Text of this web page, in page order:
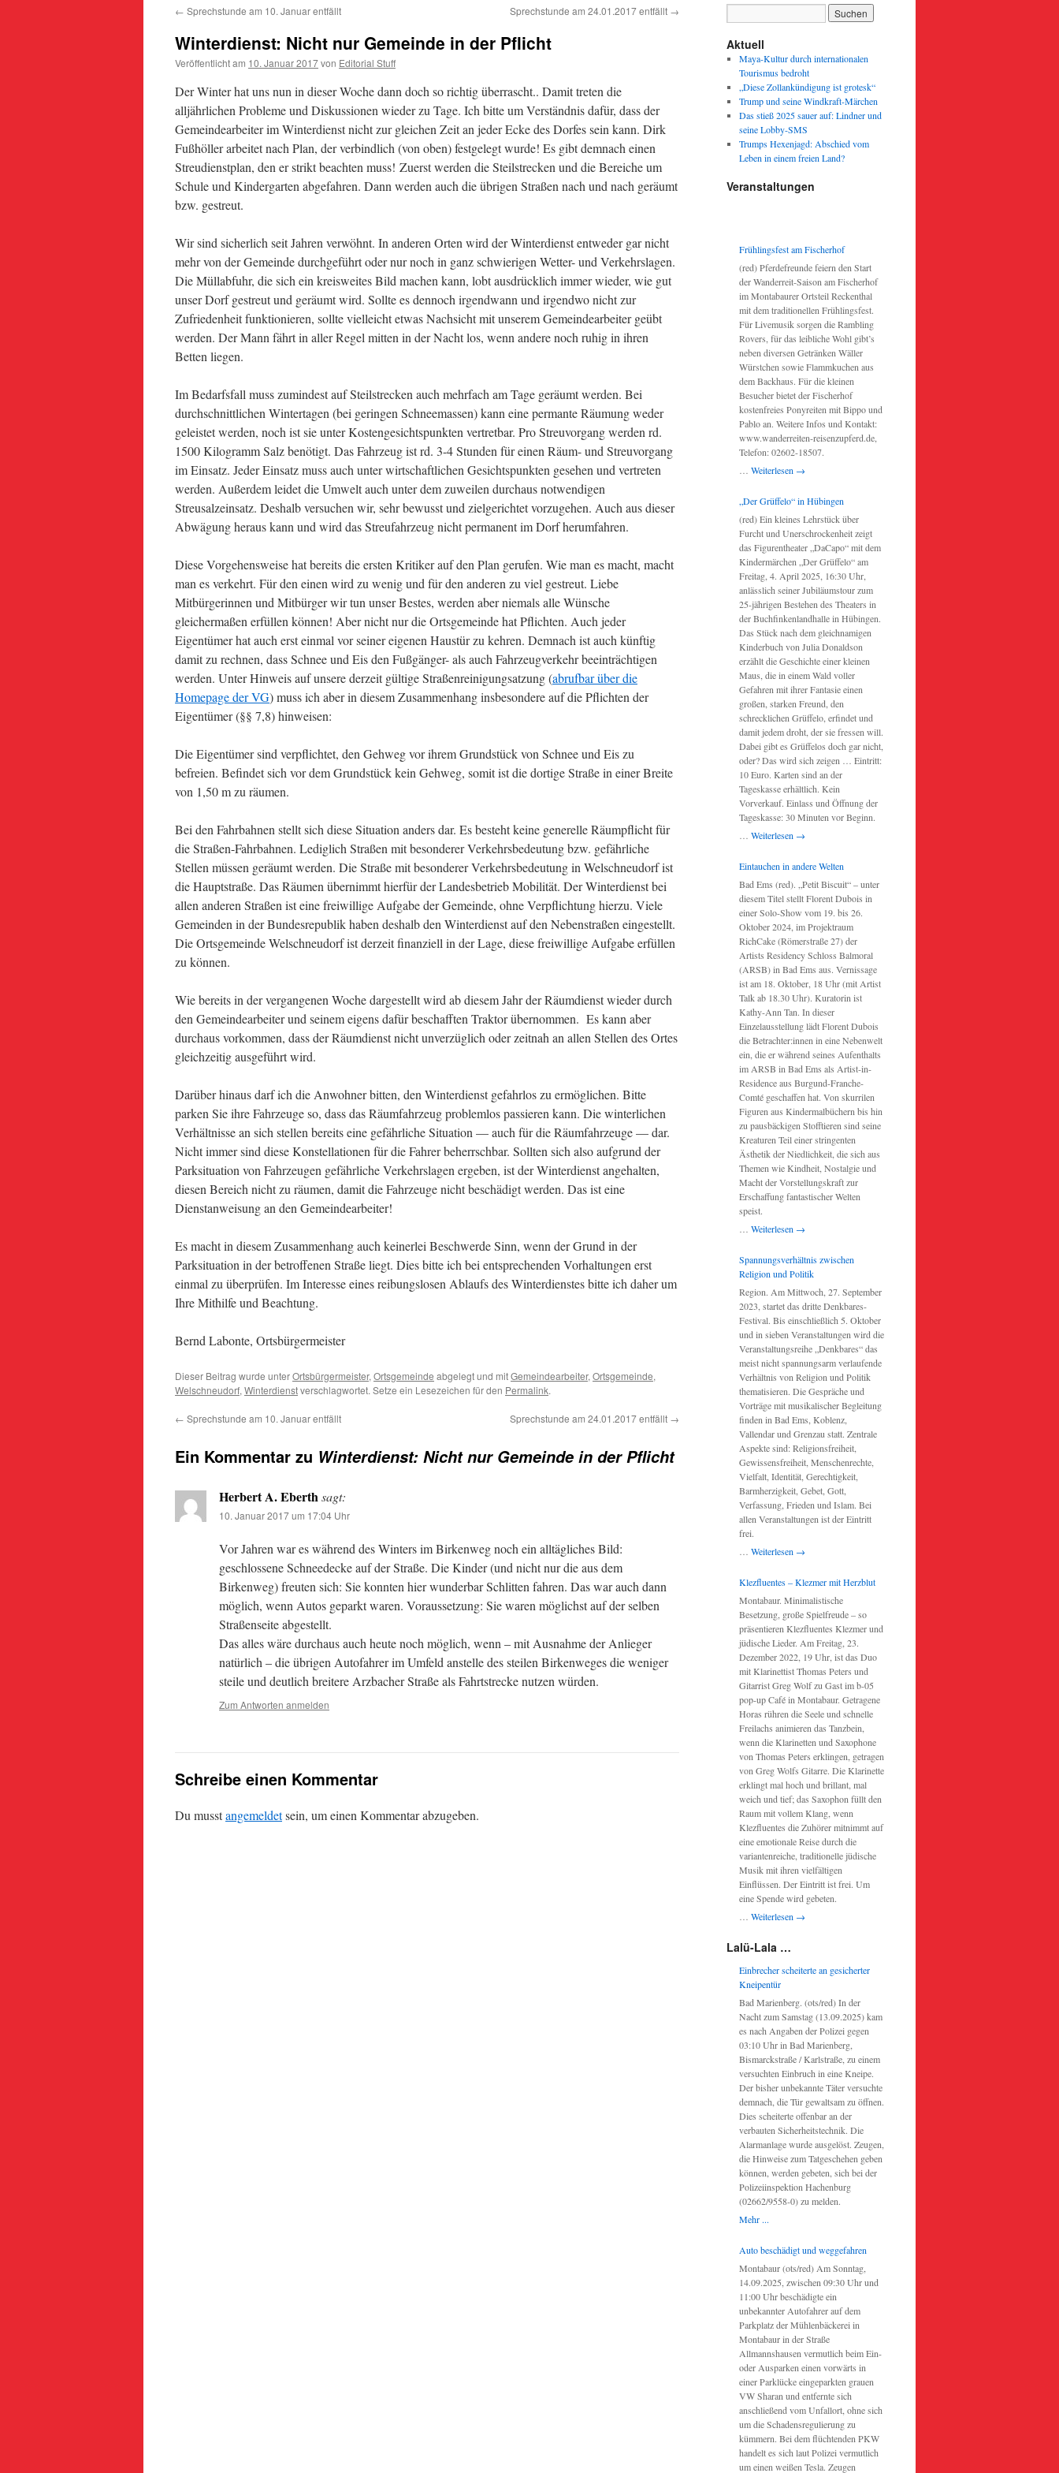
← Sprechstunde am 10. Januar entfällt Sprechstunde am 24.01.2017 entfällt →
Winterdienst: Nicht nur Gemeinde in der Pflicht
Veröffentlicht am 10. Januar 2017von Editorial Stuff
Der Winter hat uns nun in dieser Woche dann doch so richtig überrascht.. Damit treten die
alljährlichen Probleme und Diskussionen wieder zu Tage. Ich bitte um Verständnis dafür, dass der
Gemeindearbeiter im Winterdienst nicht zur gleichen Zeit an jeder Ecke des Dorfes sein kann. Dirk
Fußhöller arbeitet nach Plan, der verbindlich (von oben) festgelegt wurde! Es gibt demnach einen
Streudienstplan, den er strikt beachten muss! Zuerst werden die Steilstrecken und die Bereiche um
Schule und Kindergarten abgefahren. Dann werden auch die übrigen Straßen nach und nach geräumt
bzw. gestreut.
Wir sind sicherlich seit Jahren verwöhnt. In anderen Orten wird der Winterdienst entweder gar nicht
mehr von der Gemeinde durchgeführt oder nur noch in ganz schwierigen Wetter- und Verkehrslagen.
Die Müllabfuhr, die sich ein kreisweites Bild machen kann, lobt ausdrücklich immer wieder, wie gut
unser Dorf gestreut und geräumt wird. Sollte es dennoch irgendwann und irgendwo nicht zur
Zufriedenheit funktionieren, sollte vielleicht etwas Nachsicht mit unserem Gemeindearbeiter geübt
werden. Der Mann fährt in aller Regel mitten in der Nacht los, wenn andere noch ruhig in ihren
Betten liegen.
Im Bedarfsfall muss zumindest auf Steilstrecken auch mehrfach am Tage geräumt werden. Bei
durchschnittlichen Wintertagen (bei geringen Schneemassen) kann eine permante Räumung weder
geleistet werden, noch ist sie unter Kostengesichtspunkten vertretbar. Pro Streuvorgang werden rd.
1500 Kilogramm Salz benötigt. Das Fahrzeug ist rd. 3-4 Stunden für einen Räum- und Streuvorgang
im Einsatz. Jeder Einsatz muss auch unter wirtschaftlichen Gesichtspunkten gesehen und vertreten
werden. Außerdem leidet die Umwelt auch unter dem zuweilen durchaus notwendigen
Streusalzeinsatz. Deshalb versuchen wir, sehr bewusst und zielgerichtet vorzugehen. Auch aus dieser
Abwägung heraus kann und wird das Streufahrzeug nicht permanent im Dorf herumfahren.
Diese Vorgehensweise hat bereits die ersten Kritiker auf den Plan gerufen. Wie man es macht, macht
man es verkehrt. Für den einen wird zu wenig und für den anderen zu viel gestreut. Liebe
Mitbürgerinnen und Mitbürger wir tun unser Bestes, werden aber niemals alle Wünsche
gleichermaßen erfüllen können! Aber nicht nur die Ortsgemeinde hat Pflichten. Auch jeder
Eigentümer hat auch erst einmal vor seiner eigenen Haustür zu kehren. Demnach ist auch künftig
damit zu rechnen, dass Schnee und Eis den Fußgänger- als auch Fahrzeugverkehr beeinträchtigen
werden. Unter Hinweis auf unsere derzeit gültige Straßenreinigungsatzung (abrufbar über die
Homepage der VG) muss ich aber in diesem Zusammenhang insbesondere auf die Pflichten der
Eigentümer (§§ 7,8) hinweisen:
Die Eigentümer sind verpflichtet, den Gehweg vor ihrem Grundstück von Schnee und Eis zu
befreien. Befindet sich vor dem Grundstück kein Gehweg, somit ist die dortige Straße in einer Breite
von 1,50 m zu räumen.
Bei den Fahrbahnen stellt sich diese Situation anders dar. Es besteht keine generelle Räumpflicht für
die Straßen-Fahrbahnen. Lediglich Straßen mit besonderer Verkehrsbedeutung bzw. gefährliche
Stellen müssen geräumt werden. Die Straße mit besonderer Verkehrsbedeutung in Welschneudorf ist
die Hauptstraße. Das Räumen übernimmt hierfür der Landesbetrieb Mobilität. Der Winterdienst bei
allen anderen Straßen ist eine freiwillige Aufgabe der Gemeinde, ohne Verpflichtung hierzu. Viele
Gemeinden in der Bundesrepublik haben deshalb den Winterdienst auf den Nebenstraßen eingestellt.
Die Ortsgemeinde Welschneudorf ist derzeit finanziell in der Lage, diese freiwillige Aufgabe erfüllen
zu können.
Wie bereits in der vergangenen Woche dargestellt wird ab diesem Jahr der Räumdienst wieder durch
den Gemeindearbeiter und seinem eigens dafür beschafften Traktor übernommen. Es kann aber
durchaus vorkommen, dass der Räumdienst nicht unverzüglich oder zeitnah an allen Stellen des Ortes
gleichzeitig ausgeführt wird.
Darüber hinaus darf ich die Anwohner bitten, den Winterdienst gefahrlos zu ermöglichen. Bitte
parken Sie ihre Fahrzeuge so, dass das Räumfahrzeug problemlos passieren kann. Die winterlichen
Verhältnisse an sich stellen bereits eine gefährliche Situation — auch für die Räumfahrzeuge — dar.
Nicht immer sind diese Konstellationen für die Fahrer beherrschbar. Sollten sich also aufgrund der
Parksituation von Fahrzeugen gefährliche Verkehrslagen ergeben, ist der Winterdienst angehalten,
diesen Bereich nicht zu räumen, damit die Fahrzeuge nicht beschädigt werden. Das ist eine
Dienstanweisung an den Gemeindearbeiter!
Es macht in diesem Zusammenhang auch keinerlei Beschwerde Sinn, wenn der Grund in der
Parksituation in der betroffenen Straße liegt. Dies bitte ich bei entsprechenden Vorhaltungen erst
einmal zu überprüfen. Im Interesse eines reibungslosen Ablaufs des Winterdienstes bitte ich daher um
Ihre Mithilfe und Beachtung.
Bernd Labonte, Ortsbürgermeister
Dieser Beitrag wurde unterOrtsbürgermeister, Ortsgemeinde abgelegt und mitGemeindearbeiter, Ortsgemeinde,
Welschneudorf, Winterdienstverschlagwortet. Setze ein Lesezeichen für den Permalink.
← Sprechstunde am 10. Januar entfällt Sprechstunde am 24.01.2017 entfällt →
Ein Kommentar zu Winterdienst: Nicht nur Gemeinde in der Pflicht
Herbert A. Eberthsagt:
10. Januar 2017 um 17:04 Uhr
Vor Jahren war es während des Winters im Birkenweg noch ein alltägliches Bild:
geschlossene Schneedecke auf der Straße. Die Kinder (und nicht nur die aus dem
Birkenweg) freuten sich: Sie konnten hier wunderbar Schlitten fahren. Das war auch dann
möglich, wenn Autos geparkt waren. Voraussetzung: Sie waren möglichst auf der selben
Straßenseite abgestellt.
Das alles wäre durchaus auch heute noch möglich, wenn – mit Ausnahme der Anlieger
natürlich – die übrigen Autofahrer im Umfeld anstelle des steilen Birkenweges die weniger
steile und deutlich breitere Arzbacher Straße als Fahrtstrecke nutzen würden.
Zum Antworten anmelden
Schreibe einen Kommentar
Du musstangemeldetsein, um einen Kommentar abzugeben.
Aktuell
Maya-Kultur durch internationalen
Tourismus bedroht
„Diese Zollankündigung ist grotesk“
Trump und seine Windkraft-Märchen
Das stieß 2025 sauer auf: Lindner und
seine Lobby-SMS
Trumps Hexenjagd: Abschied vom
Leben in einem freien Land?
Veranstaltungen
Frühlingsfest am Fischerhof
(red) Pferdefreunde feiern den Start
der Wanderreit-Saison am Fischerhof
im Montabaurer Ortsteil Reckenthal
mit dem traditionellen Frühlingsfest.
Für Livemusik sorgen die Rambling
Rovers, für das leibliche Wohl gibt’s
neben diversen Getränken Wäller
Würstchen sowie Flammkuchen aus
dem Backhaus. Für die kleinen
Besucher bietet der Fischerhof
kostenfreies Ponyreiten mit Bippo und
Pablo an. Weitere Infos und Kontakt:
www.wanderreiten-reisenzupferd.de,
Telefon: 02602-18507.
Weiterlesen →
„Der Grüffelo“ in Hübingen
(red) Ein kleines Lehrstück über
Furcht und Unerschrockenheit zeigt
das Figurentheater „DaCapo“ mit dem
Kindermärchen „Der Grüffelo“ am
Freitag, 4. April 2025, 16:30 Uhr,
anlässlich seiner Jubiläumstour zum
25-jährigen Bestehen des Theaters in
der Buchfinkenlandhalle in Hübingen.
Das Stück nach dem gleichnamigen
Kinderbuch von Julia Donaldson
erzählt die Geschichte einer kleinen
Maus, die in einem Wald voller
Gefahren mit ihrer Fantasie einen
großen, starken Freund, den
schrecklichen Grüffelo, erfindet und
damit jedem droht, der sie fressen will.
Dabei gibt es Grüffelos doch gar nicht,
oder? Das wird sich zeigen … Eintritt:
10 Euro. Karten sind an der
Tageskasse erhältlich. Kein
Vorverkauf. Einlass und Öffnung der
Tageskasse: 30 Minuten vor Beginn.
Weiterlesen →
Eintauchen in andere Welten
Bad Ems (red). „Petit Biscuit“ – unter
diesem Titel stellt Florent Dubois in
einer Solo-Show vom 19. bis 26.
Oktober 2024, im Projektraum
RichCake (Römerstraße 27) der
Artists Residency Schloss Balmoral
(ARSB) in Bad Ems aus. Vernissage
ist am 18. Oktober, 18 Uhr (mit Artist
Talk ab 18.30 Uhr). Kuratorin ist
Kathy-Ann Tan. In dieser
Einzelausstellung lädt Florent Dubois
die Betrachter:innen in eine Nebenwelt
ein, die er während seines Aufenthalts
im ARSB in Bad Ems als Artist-in-
Residence aus Burgund-Franche-
Comté geschaffen hat. Von skurrilen
Figuren aus Kindermalbüchern bis hin
zu pausbäckigen Stofftieren sind seine
Kreaturen Teil einer stringenten
Ästhetik der Niedlichkeit, die sich aus
Themen wie Kindheit, Nostalgie und
Macht der Vorstellungskraft zur
Erschaffung fantastischer Welten
speist.
Weiterlesen →
Spannungsverhältnis zwischen
Religion und Politik
Region. Am Mittwoch, 27. September
2023, startet das dritte Denkbares-
Festival. Bis einschließlich 5. Oktober
und in sieben Veranstaltungen wird die
Veranstaltungsreihe „Denkbares“ das
meist nicht spannungsarm verlaufende
Verhältnis von Religion und Politik
thematisieren. Die Gespräche und
Vorträge mit musikalischer Begleitung
finden in Bad Ems, Koblenz,
Vallendar und Grenzau statt. Zentrale
Aspekte sind: Religionsfreiheit,
Gewissensfreiheit, Menschenrechte,
Vielfalt, Identität, Gerechtigkeit,
Barmherzigkeit, Gebet, Gott,
Verfassung, Frieden und Islam. Bei
allen Veranstaltungen ist der Eintritt
frei.
Weiterlesen →
Klezfluentes – Klezmer mit Herzblut
Montabaur. Minimalistische
Besetzung, große Spielfreude – so
präsentieren Klezfluentes Klezmer und
jüdische Lieder. Am Freitag, 23.
Dezember 2022, 19 Uhr, ist das Duo
mit Klarinettist Thomas Peters und
Gitarrist Greg Wolf zu Gast im b-05
pop-up Café in Montabaur. Getragene
Horas rühren die Seele und schnelle
Freilachs animieren das Tanzbein,
wenn die Klarinetten und Saxophone
von Thomas Peters erklingen, getragen
von Greg Wolfs Gitarre. Die Klarinette
erklingt mal hoch und brillant, mal
weich und tief; das Saxophon füllt den
Raum mit vollem Klang, wenn
Klezfluentes die Zuhörer mitnimmt auf
eine emotionale Reise durch die
variantenreiche, traditionelle jüdische
Musik mit ihren vielfältigen
Einflüssen. Der Eintritt ist frei. Um
eine Spende wird gebeten.
Weiterlesen →
Lalü-Lala …
Einbrecher scheiterte an gesicherter
Kneipentür
Bad Marienberg. (ots/red) In der
Nacht zum Samstag (13.09.2025) kam
es nach Angaben der Polizei gegen
03:10 Uhr in Bad Marienberg,
Bismarckstraße / Karlstraße, zu einem
versuchten Einbruch in eine Kneipe.
Der bisher unbekannte Täter versuchte
demnach, die Tür gewaltsam zu öffnen.
Dies scheiterte offenbar an der
verbauten Sicherheitstechnik. Die
Alarmanlage wurde ausgelöst. Zeugen,
die Hinweise zum Tatgeschehen geben
können, werden gebeten, sich bei der
Polizeiinspektion Hachenburg
(02662/9558-0) zu melden.
Mehr ...
Auto beschädigt und weggefahren
Montabaur (ots/red) Am Sonntag,
14.09.2025, zwischen 09:30 Uhr und
11:00 Uhr beschädigte ein
unbekannter Autofahrer auf dem
Parkplatz der Mühlenbäckerei in
Montabaur in der Straße
Allmannshausen vermutlich beim Ein-
oder Ausparken einen vorwärts in
einer Parklücke eingeparkten grauen
VW Sharan und entfernte sich
anschließend vom Unfallort, ohne sich
um die Schadensregulierung zu
kümmern. Bei dem flüchtenden PKW
handelt es sich laut Polizei vermutlich
um einen weißen Tesla. Zeugen